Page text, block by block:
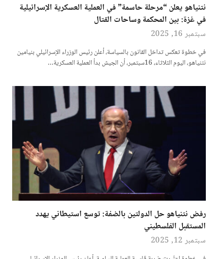
نتنياهو يعلن “مرحلة حاسمة” في العملية العسكرية الإسرائيلية
في غزة: بين المحكمة وساحات القتال
سبتمبر 16, 2025
في خطوة تعكس تداخل القانون بالسياسة، أعلن رئيس الوزراء الإسرائيلي بنيامين
نتنياهو، اليوم الثلاثاء، 16سبتمبر، أن الجيش بدأ العملية العسكرية…
رفض نتنياهو حل الدولتين بالضفة: توسع استيطاني يهدد
المستقبل الفلسطيني
سبتمبر 12, 2025